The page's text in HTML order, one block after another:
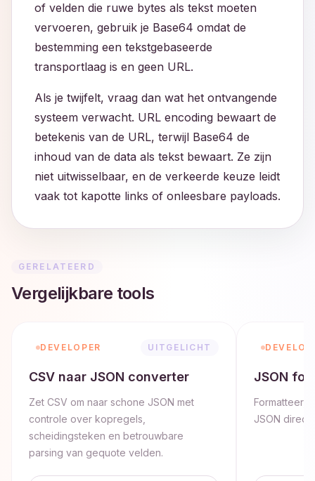
of velden die ruwe bytes als tekst moeten
vervoeren, gebruik je Base64 omdat de
bestemming een tekstgebaseerde
transportlaag is en geen URL.
Als je twijfelt, vraag dan wat het ontvangende
systeem verwacht. URL encoding bewaart de
betekenis van de URL, terwijl Base64 de
inhoud van de data als tekst bewaart. Ze zijn
niet uitwisselbaar, en de verkeerde keuze leidt
vaak tot kapotte links of onleesbare payloads.
GERELATEERD
Vergelijkbare tools
DEVELOPER UITGELICHT
CSV naar JSON converter
Zet CSV om naar schone JSON met
controle over kopregels,
scheidingsteken en betrouwbare
parsing van gequote velden.
JSON
Formatteer,
JSON direct